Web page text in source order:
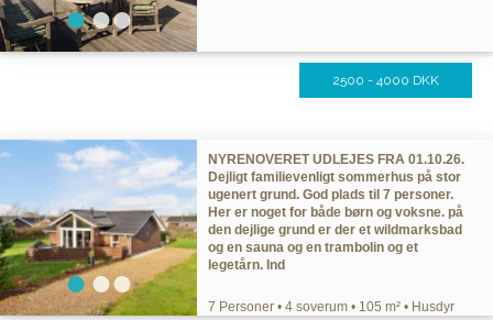
2500 - 4000 DKK
NYRENOVERET UDLEJES FRA 01.10.26.
Dejligt familievenligt sommerhus på stor
ugenert grund. God plads til 7 personer.
Her er noget for både børn og voksne. på
den dejlige grund er der et wildmarksbad
og en sauna og en trambolin og et
legetårn. Ind
7 Personer • 4 soverum • 105 m² • Husdyr